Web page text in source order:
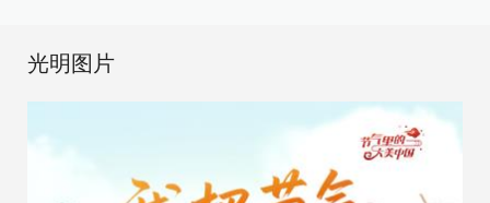
光明图片